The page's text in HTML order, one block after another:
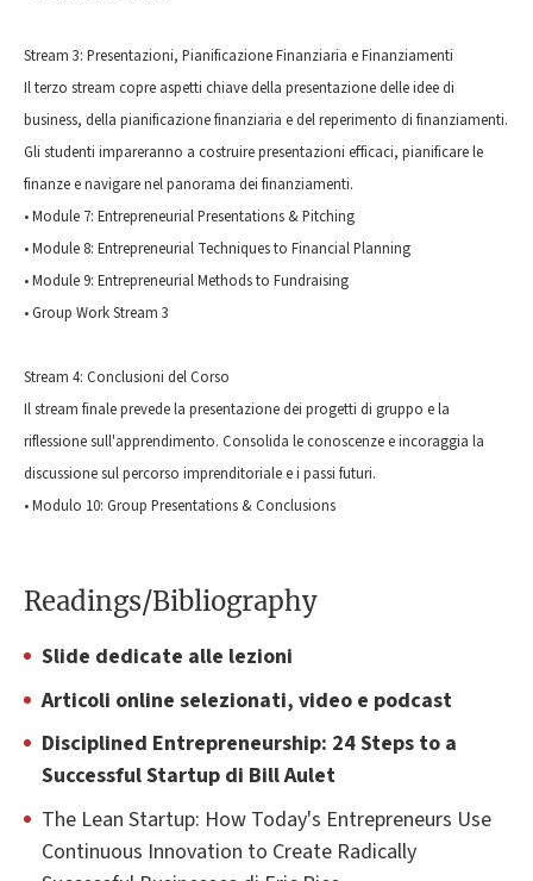
Stream 3: Presentazioni, Pianificazione Finanziaria e Finanziamenti
Il terzo stream copre aspetti chiave della presentazione delle idee di
business, della pianificazione finanziaria e del reperimento di finanziamenti.
Gli studenti impareranno a costruire presentazioni efficaci, pianificare le
finanze e navigare nel panorama dei finanziamenti.
• Module 7: Entrepreneurial Presentations & Pitching
• Module 8: Entrepreneurial Techniques to Financial Planning
• Module 9: Entrepreneurial Methods to Fundraising
• Group Work Stream 3
Stream 4: Conclusioni del Corso
Il stream finale prevede la presentazione dei progetti di gruppo e la
riflessione sull'apprendimento. Consolida le conoscenze e incoraggia la
discussione sul percorso imprenditoriale e i passi futuri.
• Modulo 10: Group Presentations & Conclusions
Readings/Bibliography
Slide dedicate alle lezioni
Articoli online selezionati, video e podcast
Disciplined Entrepreneurship: 24 Steps to a
Successful Startup di Bill Aulet
The Lean Startup: How Today's Entrepreneurs Use
Continuous Innovation to Create Radically